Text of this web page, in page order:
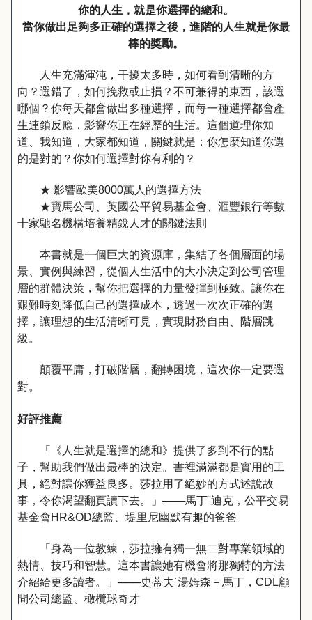
你的人生，就是你選擇的總和。
當你做出足夠多正確的選擇之後，進階的人生就是你最
棒的獎勵。
人生充滿渾沌，干擾太多時，如何看到清晰的方
向？選錯了，如何挽救或止損？不可兼得的東西，該選
哪個？你每天都會做出多種選擇，而每一種選擇都會產
生連鎖反應，影響你正在經歷的生活。這個道理你知
道、我知道，大家都知道，關鍵就是：你怎麼知道你選
的是對的？你如何選擇對你有利的？
★ 影響歐美8000萬人的選擇方法
★寶馬公司、英國公平貿易基金會、滙豐銀行等數
十家馳名機構培養精銳人才的關鍵法則
本書就是一個巨大的資源庫，集結了各個層面的場
景、實例與練習，從個人生活中的大小決定到公司管理
層的群體決策，幫你把選擇的力量發揮到極致。讓你在
艱難時刻降低自己的選擇成本，透過一次次正確的選
擇，讓理想的生活清晰可見，實現財務自由、階層跳
級。
顛覆平庸，打破階層，翻轉困境，這次你一定要選
對。
好評推薦
「《人生就是選擇的總和》提供了多到不行的點
子，幫助我們做出最棒的決定。書裡滿滿都是實用的工
具，絕對讓你獲益良多。莎拉用了絕妙的方式述說故
事，令你渴望翻頁讀下去。」───馬丁˙迪克，公平交易
基金會HR&OD總監、堤里尼幽默有趣的爸爸
「身為一位教練，莎拉擁有獨一無二對專業領域的
熱情、技巧和智慧。這本書讓她有機會將那獨特的方法
介紹給更多讀者。」───史蒂夫˙湯姆森－馬丁，CDL顧
問公司總監、橄欖球奇才